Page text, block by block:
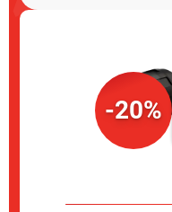
-20%